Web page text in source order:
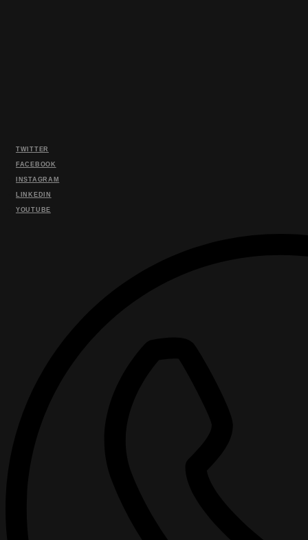
TWITTER
FACEBOOK
INSTAGRAM
LINKEDIN
YOUTUBE